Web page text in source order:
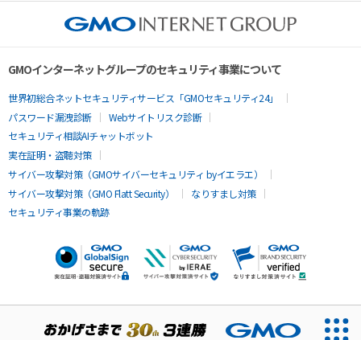
GMOインターネットグループのセキュリティ事業について
世界初総合ネットセキュリティサービス「GMOセキュリティ24」
パスワード漏洩診断
Webサイトリスク診断
セキュリティ相談AIチャットボット
実在証明・盗聴対策
サイバー攻撃対策（GMOサイバーセキュリティ byイエラエ）
サイバー攻撃対策（GMO Flatt Security）
なりすまし対策
セキュリティ事業の軌跡